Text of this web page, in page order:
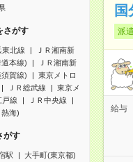
さがす
東北線
ＪＲ湘南新
本線)
ＪＲ湘南新
賀線)
東京メトロ
ＪＲ総武線
東京メ
戸線
ＪＲ中央線
熱海)
がす
駅
大手町(東京都)
国
派遣
給与